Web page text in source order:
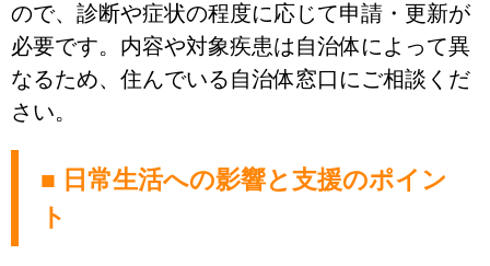
ので、診断や症状の程度に応じて申請・更新が
必要です。内容や対象疾患は自治体によって異
なるため、住んでいる自治体窓口にご相談くだ
さい。
■ 日常生活への影響と支援のポイン
ト